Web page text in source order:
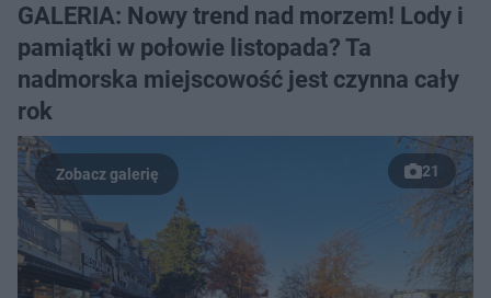
GALERIA: Nowy trend nad morzem! Lody i
pamiątki w połowie listopada? Ta
nadmorska miejscowość jest czynna cały
rok
21